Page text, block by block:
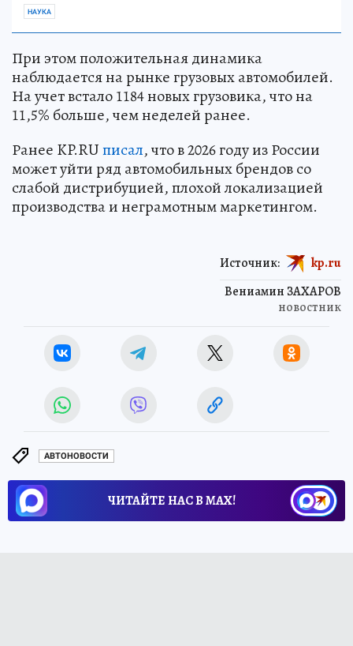
НАУКА
При этом положительная динамика
наблюдается на рынке грузовых автомобилей.
На учет встало 1184 новых грузовика, что на
11,5% больше, чем неделей ранее.
Ранее KP.RUписал, что в 2026 году из России
может уйти ряд автомобильных брендов со
слабой дистрибуцией, плохой локализацией
производства и неграмотным маркетингом.
Вениамин ЗАХАРОВ
новостник
Источник: kp.ru
АВТОНОВОСТИ
ЧИТАЙТЕ НАС В МАХ!